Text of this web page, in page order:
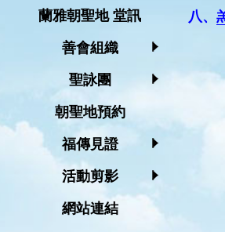
蘭雅朝聖地 堂訊
善會組織
聖詠團
朝聖地預約
福傳見證
活動剪影
網站連結
八、